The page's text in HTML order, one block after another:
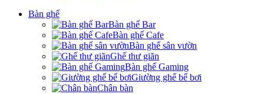
Bàn ghế
Bàn ghế Bar
Bàn ghế Cafe
Bàn ghế sân vườn
Ghế thư giãn
Bàn ghế Gaming
Giường ghế bể bơi
Chân bàn